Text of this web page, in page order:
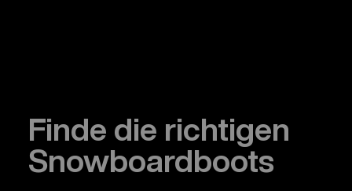
Finde die richtigen
Snowboardboots